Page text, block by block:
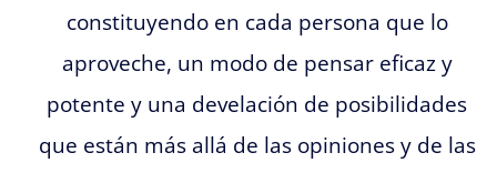
constituyendo en cada persona que lo
aproveche, un modo de pensar eficaz y
potente y una develación de posibilidades
que están más allá de las opiniones y de las